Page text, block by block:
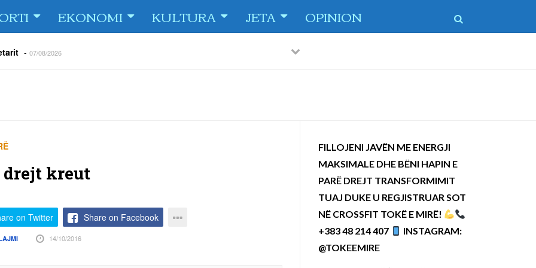
EKONOMI KULTURA JETA OPINION
Fiorin e San Marinos, duke i shënuar katër gola në pjesëlojën e dytë -
portofolin me dokumente dhe të holla
PreviousNext
kreut
on Twitter Share on Facebook
14/10/2016
FILLOJENI JAVËN ME ENERGJI
MAKSIMALE DHE BËNI HAPIN E
PARË DREJT TRANSFORMIMIT
TUAJ DUKE U REGJISTRUAR SOT
NË CROSSFIT TOKË E MIRË!
+383 48 214 407
INSTAGRAM:
@TOKEEMIRE